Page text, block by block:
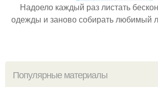
Надоело каждый раз листать
одежды и заново собирать любимый
Популярные материалы